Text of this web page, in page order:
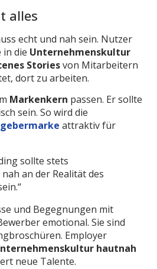
alles
echt und nah sein. Nutzer
in die Unternehmenskultur
Storiesvon Mitarbeitern
dort zu arbeiten.
Markenkern passen. Er sollte
sein. So wird die
attraktiv für
sollte stets
an der Realität des
und Begegnungen mit
emotional. Sie sind
Employer
hautnah
neue Talente.